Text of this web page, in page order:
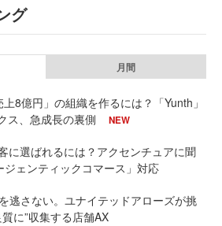
グ
月間
8億円」の組織を作るには？「Yunth」
ス、急成長の裏側
NEW
に選ばれるには？アクセンチュアに聞
ジェンティックコマース」対応
逃さない。ユナイテッドアローズが挑
に”収集する店舗AX